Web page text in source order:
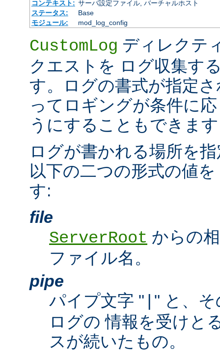
コンテキスト: サーバ設定ファイル, バーチャルホスト
ステータス:
Base
モジュール:
mod_log_config
CustomLog ディレクテ
クエストを ログ収集す
す。ログの書式が指定
ってロギングが条件に
うにすることもできま
ログが書かれる場所を
以下の二つの形式の値
す:
file
ServerRoot からの
ファイル名。
pipe
パイプ文字 " " と、
ログの 情報を受けと
スが続いたもの。